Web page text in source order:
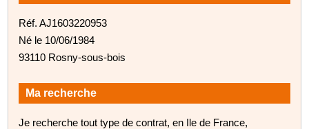
Réf. AJ1603220953
Né le 10/06/1984
93110 Rosny-sous-bois
Ma recherche
Je recherche tout type de contrat, en Ile de France,